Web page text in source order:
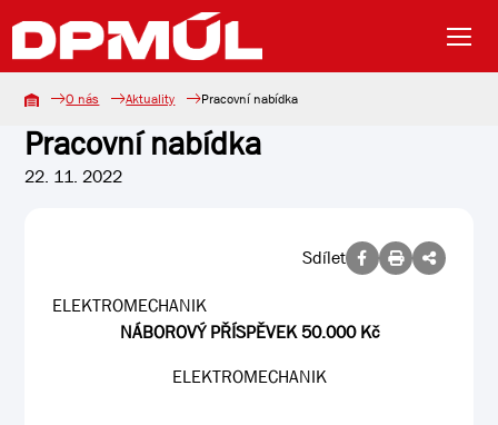
O nás Aktuality Pracovní nabídka
Pracovní nabídka
22. 11. 2022
Sdílet
ELEKTROMECHANIK
NÁBOROVÝ PŘÍSPĚVEK 50.000 Kč
ELEKTROMECHANIK